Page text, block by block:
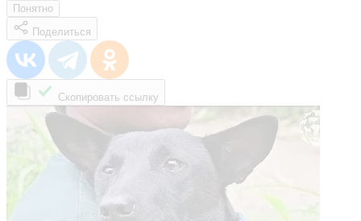
Понятно
Поделиться
Скопировать ссылку